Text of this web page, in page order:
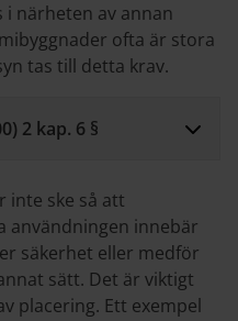
i närheten av annan
ofta är stora
tas till detta krav.
2 kap. 6 §
inte ske så att
användningen innebär
säkerhet eller medför
sätt. Det är viktigt
placering. Ett exempel